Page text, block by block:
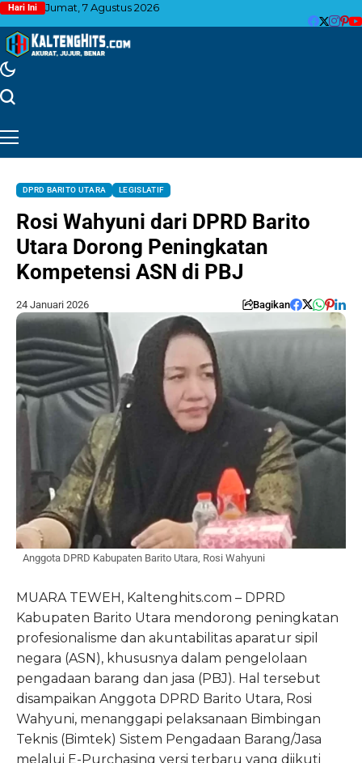
Hari Ini Jumat, 7 Agustus 2026
DPRD BARITO UTARA LEGISLATIF
Rosi Wahyuni dari DPRD Barito
Utara Dorong Peningkatan
Kompetensi ASN di PBJ
24 Januari 2026 Bagikan
Anggota DPRD Kabupaten Barito Utara, Rosi Wahyuni
MUARA TEWEH, Kaltenghits.com – DPRD
Kabupaten Barito Utara mendorong peningkatan
profesionalisme dan akuntabilitas aparatur sipil
negara (ASN), khususnya dalam pengelolaan
pengadaan barang dan jasa (PBJ). Hal tersebut
disampaikan Anggota DPRD Barito Utara, Rosi
Wahyuni, menanggapi pelaksanaan Bimbingan
Teknis (Bimtek) Sistem Pengadaan Barang/Jasa
melalui E-Purchasing versi terbaru yang diikuti